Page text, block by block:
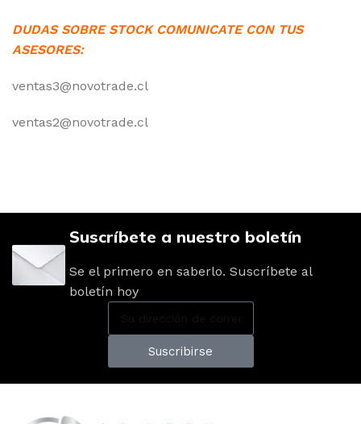
DUDAS SOBRE STOCK COMUNICATE CON TUS
ASESORES:
ventas3@novotrade.cl
ventas2@novotrade.cl
Suscríbete a nuestro boletín
Se el primero en saberlo. Suscríbete al
boletín hoy
Suscribirse